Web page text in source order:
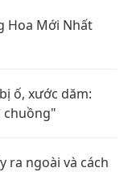
Hoa Mới Nhất
ố, xước dăm:
chuồng"
ra ngoài và cách